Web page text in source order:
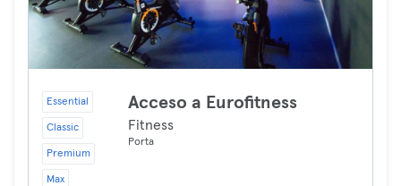
Essential
Classic
Premium
Max
Acceso a Eurofitness
Fitness
Porta